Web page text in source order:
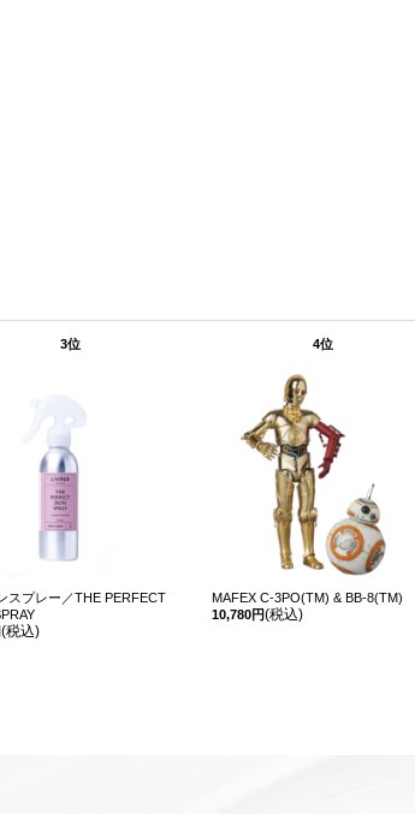
3位 4位
スプレー／THE PERFECT
(税込)
MAFEX C-3PO(TM) & BB-8(TM)
10,780円(税込)